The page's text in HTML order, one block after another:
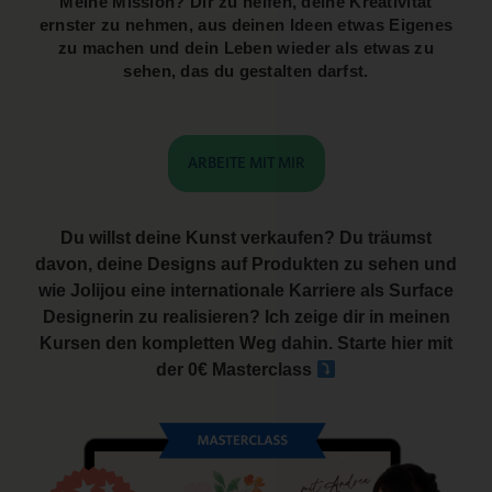
ernster zu nehmen, aus deinen Ideen etwas Eigenes
zu machen und dein Leben wieder als etwas zu
sehen, das du gestalten darfst.
ARBEITE MIT MIR
Du willst deine Kunst verkaufen? Du träumst
davon, deine Designs auf Produkten zu sehen und
wie Jolijou eine internationale Karriere als Surface
Designerin zu realisieren? Ich zeige dir in meinen
Kursen den kompletten Weg dahin. Starte hier mit
der 0€ Masterclass